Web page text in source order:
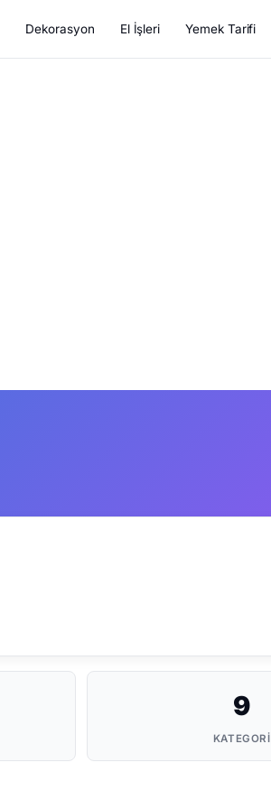
Dekorasyon El İşleri Yemek Tarifi
9
KATEGORI